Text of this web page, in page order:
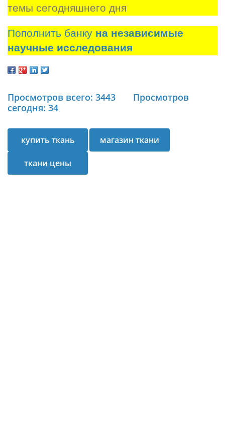
темы сегодняшнего дня
Пополнить банку на независимые
научные исследования
Просмотров всего: 3443
Просмотров
сегодня: 34
купить ткань магазин ткани
ткани цены